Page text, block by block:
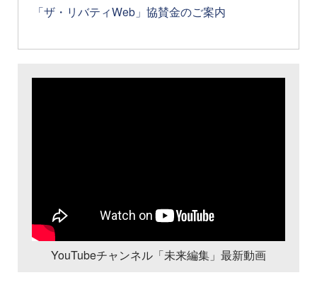
「ザ・リバティWeb」協賛金のご案内
YouTubeチャンネル「未来編集」最新動画